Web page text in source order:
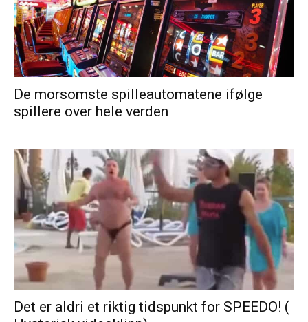
De morsomste spilleautomatene ifølge
spillere over hele verden
Det er aldri et riktig tidspunkt for SPEEDO! (